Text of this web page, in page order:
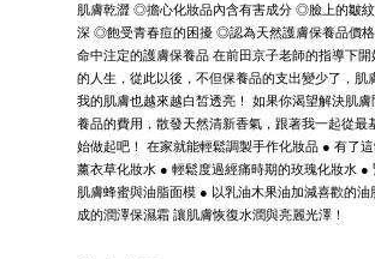
肌膚乾澀 ◎擔心化妝品內含有害成分 ◎臉上的皺
深 ◎飽受青春痘的困擾 ◎認為天然護膚保養品價
命中注定的護膚保養品 在前田京子老師的指導下
的人生，從此以後，不但保養品的支出變少了，肌
我的肌膚也越來越白皙透亮！ 如果你渴望解決肌
養品的費用，散發天然清新香氣，跟著我一起從最
始做起吧！ 在家就能輕鬆調製手作化妝品 ● 有了
薰衣草化妝水 ● 輕鬆度過經痛時期的玫瑰化妝水 ●
肌膚蜂蜜與油脂面模 ● 以乳油木果油加減喜歡的油
成的潤澤保濕霜 讓肌膚恢復水潤與亮麗光澤！